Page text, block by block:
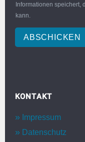
Informationen speichert,
kann.
ABSCHICKEN
KONTAKT
Impressum
Datenschutz